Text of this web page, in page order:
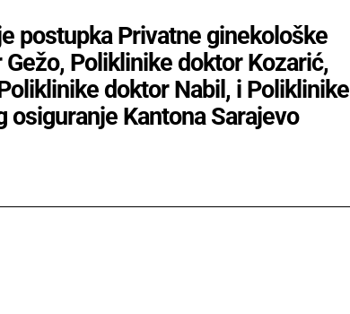
postupka Privatne ginekološke
Poliklinike doktor Kozarić,
doktor Nabil, i Poliklinike
osiguranje Kantona Sarajevo